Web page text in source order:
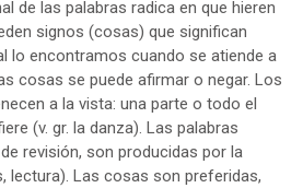
de las palabras radica en que hieren
signos (cosas) que significan
lo encontramos cuando se atiende a
cosas se puede afirmar o negar. Los
a la vista: una parte o todo el
(v. gr. la danza). Las palabras
revisión, son producidas por la
lectura). Las cosas son preferidas,